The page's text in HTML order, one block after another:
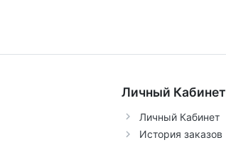
Личный Кабинет
Личный Кабинет
История заказов